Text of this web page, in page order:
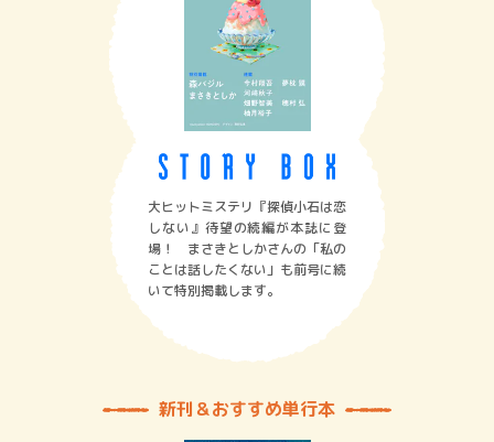
大ヒットミステリ『探偵小石は恋
しない』待望の続編が本誌に登
場！ まさきとしかさんの「私の
ことは話したくない」も前号に続
いて特別掲載します。
新刊＆おすすめ単行本